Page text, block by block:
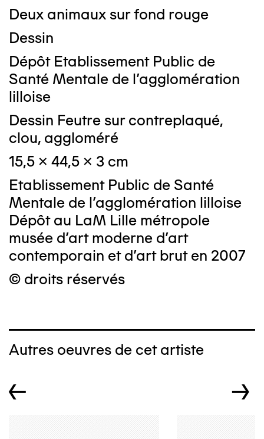
Deux animaux sur fond rouge
Dessin
Dépôt Etablissement Public de
Santé Mentale de l'agglomération
lilloise
Dessin Feutre sur contreplaqué,
clou, aggloméré
15,5 x 44,5 x 3 cm
Etablissement Public de Santé
Mentale de l'agglomération lilloise
Dépôt au LaM Lille métropole
musée d’art moderne d’art
contemporain et d’art brut en 2007
© droits réservés
Autres oeuvres de cet artiste
← →